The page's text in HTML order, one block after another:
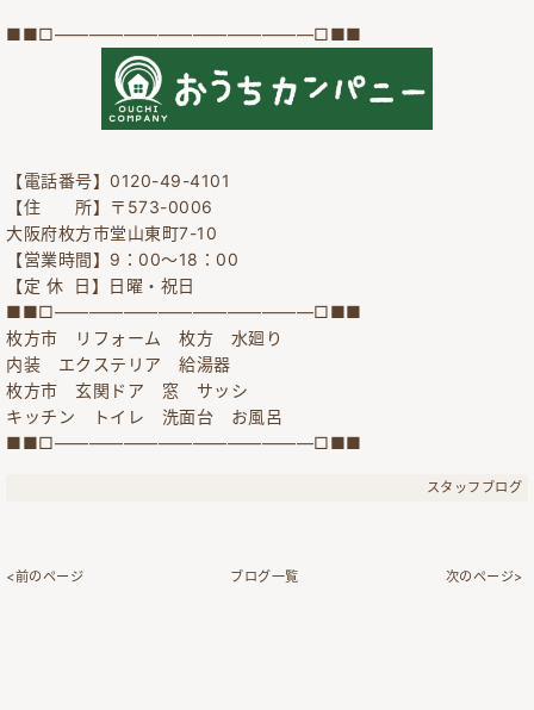
■■□―――――――――――――――□■■
【電話番号】0120-49-4101
【住 所】〒573-0006
大阪府枚方市堂山東町7-10
【営業時間】9：00～18：00
【定 休 日】日曜・祝日
■■□―――――――――――――――□■■
枚方市 リフォーム 枚方 水廻り
内装 エクステリア 給湯器
枚方市 玄関ドア 窓 サッシ
キッチン トイレ 洗面台 お風呂
■■□―――――――――――――――□■■
スタッフブログ
<前のページ ブログ一覧 次のページ>